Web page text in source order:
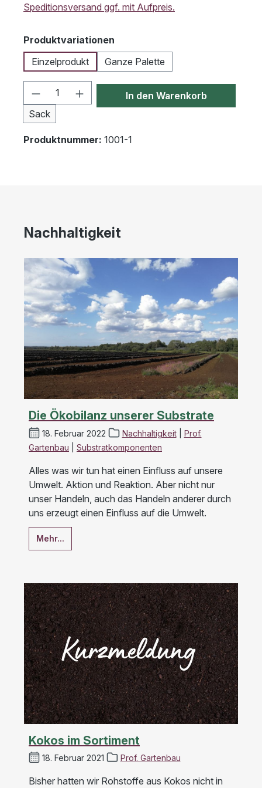
Speditionsversand ggf. mit Aufpreis.
Produktvariationen
Einzelprodukt
Ganze Palette
Produkt Anzahl: Gib den gewünschten
Sack
In den Warenkorb
Produktnummer: 1001-1
Nachhaltigkeit
Die Ökobilanz unserer Substrate
18. Februar 2022 Nachhaltigkeit| Prof.
Gartenbau
Substratkomponenten
Alles was wir tun hat einen Einfluss auf unsere
Umwelt. Aktion und Reaktion. Aber nicht nur
unser Handeln, auch das Handeln anderer durch
uns erzeugt einen Einfluss auf die Umwelt.
Mehr...
Kokos im Sortiment
18. Februar 2021 Prof. Gartenbau
Bisher hatten wir Rohstoffe aus Kokos nicht in